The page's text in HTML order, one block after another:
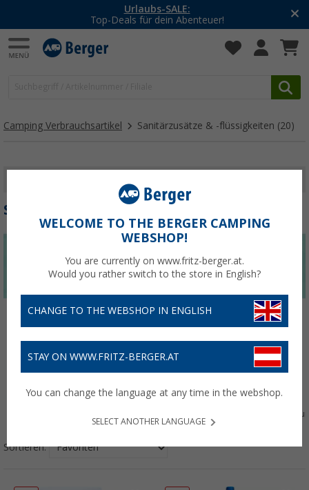
-20% auf Kleidung und Schuhe
Mit dem Aktionscode20SSV
Camping Verbrauchsartikel Sanitärzusätze & -flüssigkeiten (20)
SANITÄRZUSÄTZE & -FLÜSSIGKEITEN
Sortieren:
WELCOME TO THE BERGER CAMPING
WEBSHOP!
You are currently on www.fritz-berger.at.
Would you rather switch to the store in English?
CHANGE TO THE WEBSHOP IN ENGLISH
STAY ON WWW.FRITZ-BERGER.AT
You can change the language at any time in the webshop.
SELECT ANOTHER LANGUAGE